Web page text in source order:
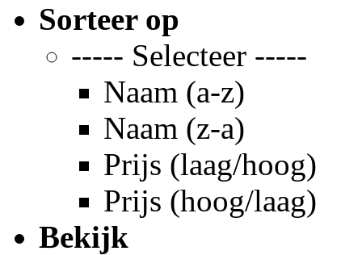
Sorteer op
----- Selecteer -----
Naam (a-z)
Naam (z-a)
Prijs (laag/hoog)
Prijs (hoog/laag)
Bekijk